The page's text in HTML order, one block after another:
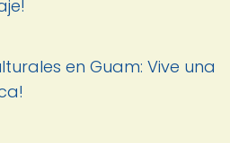
en Guam: Vive una